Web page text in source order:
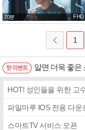
70분 FHD
1
알면 더욱 좋은
HOT! 성인들을 위한 고
파일마루 IOS 전용 다운
스마트TV 서비스 오픈